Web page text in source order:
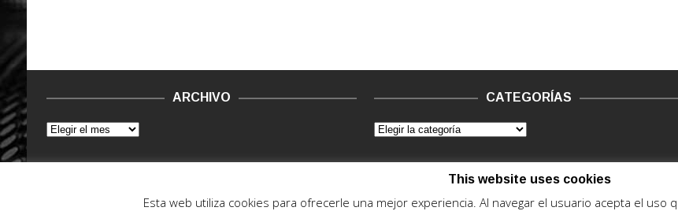
ARCHIVO CATEGORÍAS
This website uses cookies
Esta web utiliza cookies para ofrecerle una mejor experiencia. Al navegar el usuario acepta el uso